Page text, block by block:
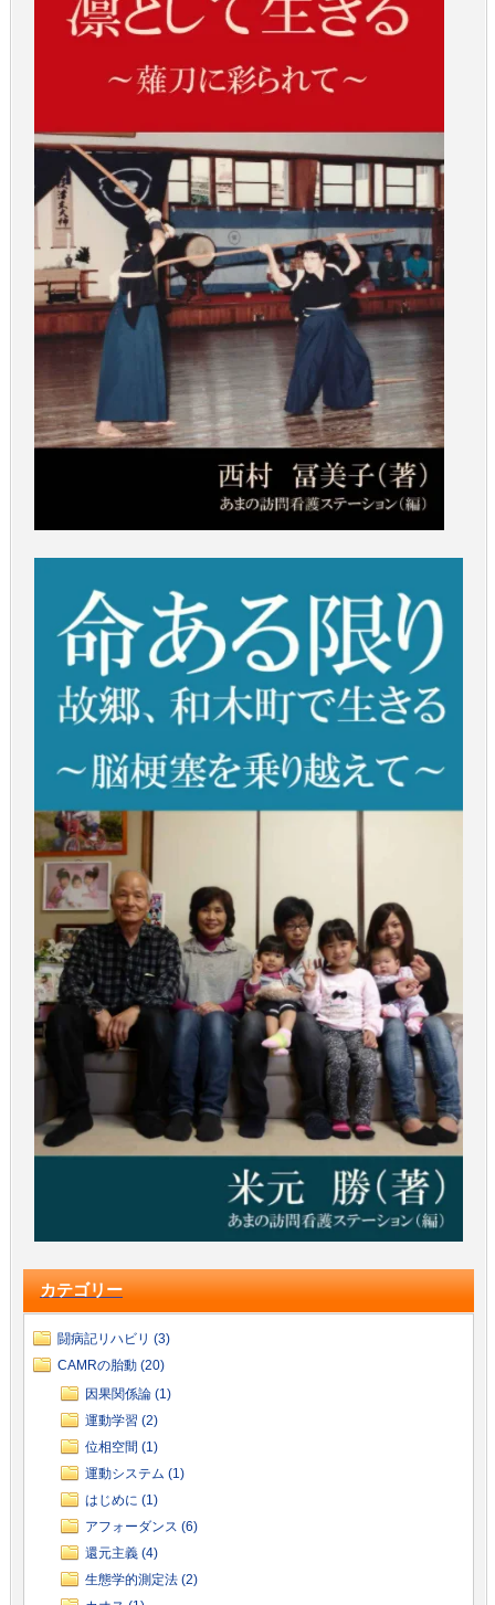
カテゴリー
闘病記リハビリ (3)
CAMRの胎動 (20)
因果関係論 (1)
運動学習 (2)
位相空間 (1)
運動システム (1)
はじめに (1)
アフォーダンス (6)
還元主義 (4)
生態学的測定法 (2)